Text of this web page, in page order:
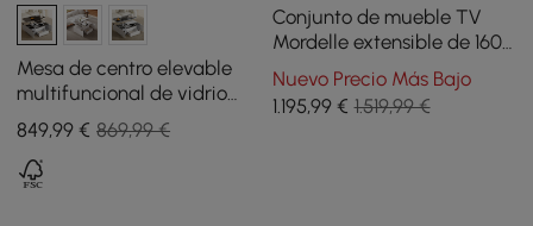
Mesa de centro elevable
multifuncional de vidrio
templado con almacenaje
y taburetes - negro
849,99 € 869,99 €
Conjunto de mueble TV
Mordelle extensible de 160
cm a 240 cm y mesa de
centro cuadrada
Nuevo Precio Más Bajo
1.195,99€ 1.519,99 €